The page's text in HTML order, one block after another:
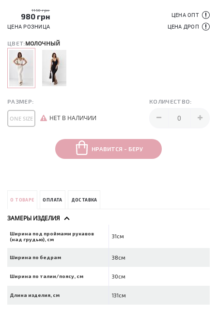
1150 грн
980 грн
ЦЕНА РОЗНИЦА
ЦЕНА ОПТ
ЦЕНА ДРОП
ЦВЕТ:молочный
РАЗМЕР: КОЛИЧЕСТВО:
ONE SIZE НЕТ В НАЛИЧИИ
НРАВИТСЯ - БЕРУ
О ТОВАРЕ ОПЛАТА ДОСТАВКА
ЗАМЕРЫ ИЗДЕЛИЯ
Ширина под проймами рукавов
(над грудью), см
31см
Ширина по бедрам 38см
Ширина по талии/поясу, см 30см
Длина изделия, см 131см